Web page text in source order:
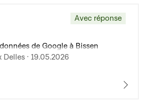
Avec réponse
de Google à Bissen
· 19.05.2026